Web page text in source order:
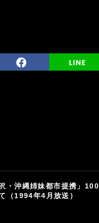
・沖縄姉妹都市提携」100
（1994年4月放送）